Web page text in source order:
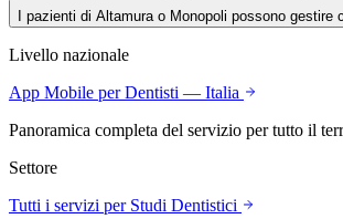
I pazienti di Altamura o Monopoli possono
Livello nazionale
App Mobile per Dentisti — Italia
Panoramica completa del servizio per tutto il
Settore
Tutti i servizi per Studi Dentistici